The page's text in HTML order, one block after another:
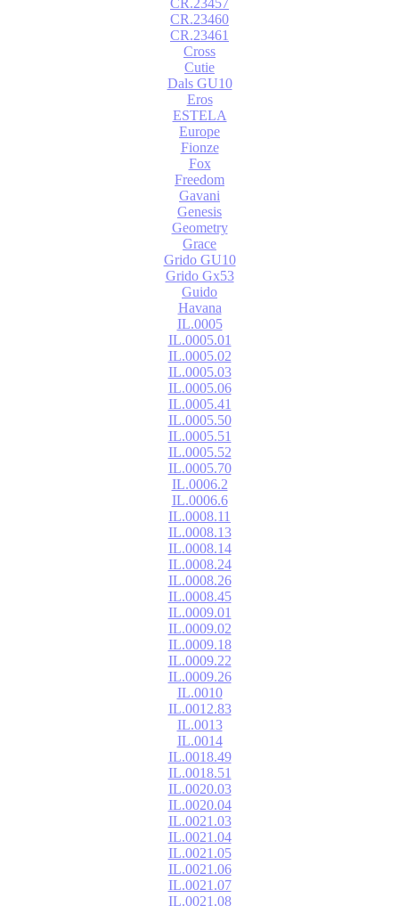
CR.23460
CR.23461
Cross
Cutie
Dals GU10
Eros
ESTELA
Europe
Fionze
Fox
Freedom
Gavani
Genesis
Geometry
Grace
Grido GU10
Grido Gx53
Guido
Havana
IL.0005
IL.0005.01
IL.0005.02
IL.0005.03
IL.0005.06
IL.0005.41
IL.0005.50
IL.0005.51
IL.0005.52
IL.0005.70
IL.0006.2
IL.0006.6
IL.0008.11
IL.0008.13
IL.0008.14
IL.0008.24
IL.0008.26
IL.0008.45
IL.0009.01
IL.0009.02
IL.0009.18
IL.0009.22
IL.0009.26
IL.0010
IL.0012.83
IL.0013
IL.0014
IL.0018.49
IL.0018.51
IL.0020.03
IL.0020.04
IL.0021.03
IL.0021.04
IL.0021.05
IL.0021.06
IL.0021.07
IL.0021.08